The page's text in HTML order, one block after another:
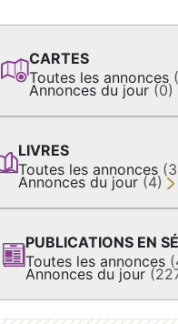
CARTES
Toutes les annonces
Annonces du jour (0)
LIVRES
Toutes les annonces
Annonces du jour (4)
PUBLICATIONS EN
Toutes les annonces
Annonces du jour